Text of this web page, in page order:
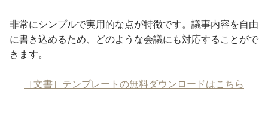
非常にシンプルで実用的な点が特徴です。議事内容を自由
に書き込めるため、どのような会議にも対応することがで
きます。
［文書］テンプレートの無料ダウンロードはこちら